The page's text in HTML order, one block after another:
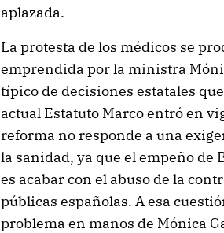
aplazada.
La protesta de los médicos se
emprendida por la ministra
típico de decisiones estatales
actual Estatuto Marco entró en
reforma no responde a una
la sanidad, ya que el empeño de
es acabar con el abuso de la
públicas españolas. A esa
problema en manos de Mónica